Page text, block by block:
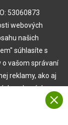
53060873
webových
našich
súhlasíte s
o vašom správaní
reklamy, ako aj
webových